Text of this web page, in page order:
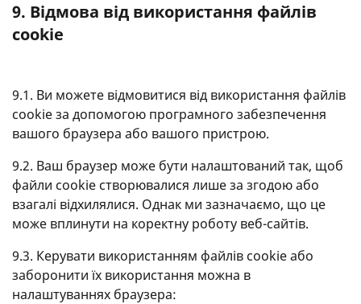
9. Відмова від використання файлів
cookie
9.1. Ви можете відмовитися від використання файлів
cookie за допомогою програмного забезпечення
вашого браузера або вашого пристрою.
9.2. Ваш браузер може бути налаштований так, щоб
файли cookie створювалися лише за згодою або
взагалі відхилялися. Однак ми зазначаємо, що це
може вплинути на коректну роботу веб-сайтів.
9.3. Керувати використанням файлів cookie або
заборонити їх використання можна в
налаштуваннях браузера: